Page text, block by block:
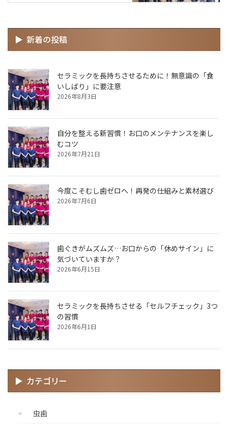
新着の投稿
セラミックを長持ちさせるために！無意識の「食
いしばり」に要注意
2026年8月3日
自分を整える新習慣！お口のメンテナンスを楽し
むコツ
2026年7月21日
今度こそむし歯ゼロへ！再発の仕組みと素材選び
2026年7月6日
歯ぐきがムズムズ…お口からの「休めサイン」に
気づいていますか？
2026年6月15日
セラミックを長持ちさせる「セルフチェック」3つ
の習慣
2026年6月1日
カテゴリー
虫歯